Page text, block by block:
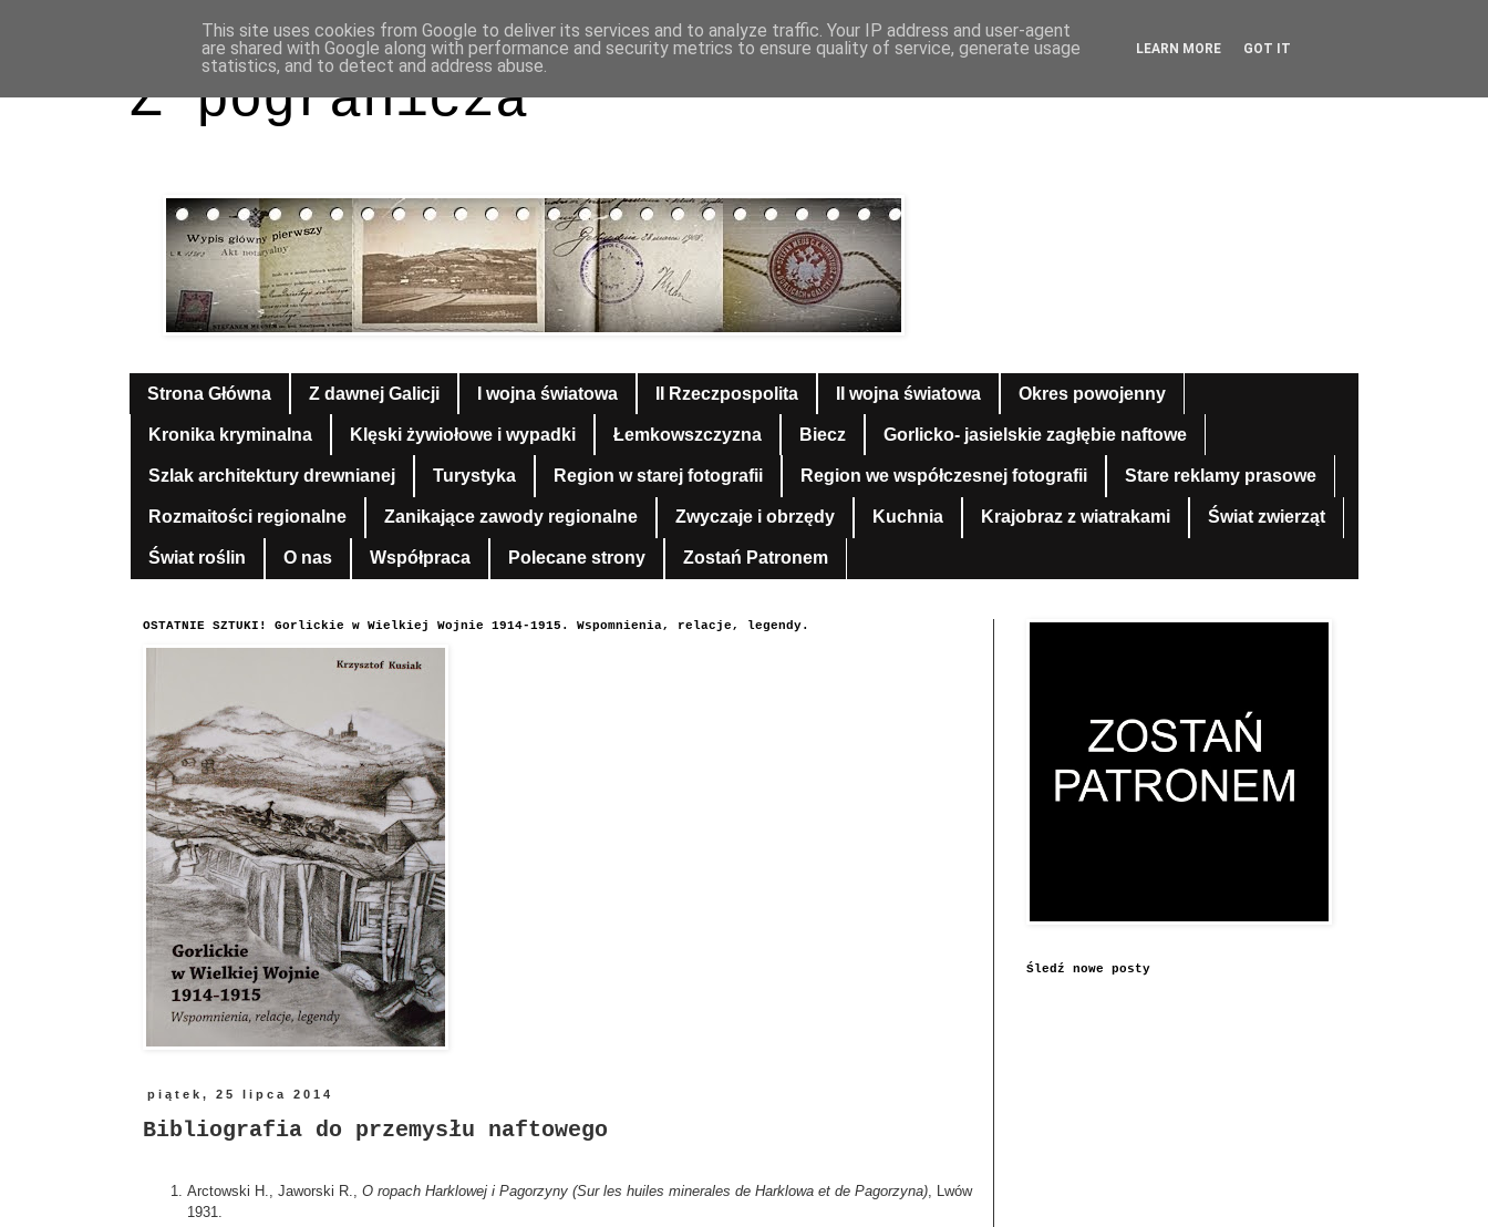
Z pogranicza
Strona Główna Z dawnej Galicji I wojna światowa II Rzeczpospolita II wojna światowa Okres powojenny
Kronika kryminalna Klęski żywiołowe i wypadki Łemkowszczyzna Biecz Gorlicko- jasielskie zagłębie naftowe
Szlak architektury drewnianej Turystyka Region w starej fotografii Region we współczesnej fotografii Stare reklamy prasowe
Rozmaitości regionalne Zanikające zawody regionalne Zwyczaje i obrzędy Kuchnia Krajobraz z wiatrakami Świat zwierząt
Świat roślin O nas Współpraca Polecane strony Zostań Patronem
OSTATNIE SZTUKI! Gorlickie w Wielkiej Wojnie 1914-1915. Wspomnienia, relacje, legendy.
piątek, 25 lipca 2014
Bibliografia do przemysłu naftowego
Arctowski H., Jaworski R., O ropach Harklowej i Pagorzyny (Sur les huiles minerales de Harklowa et de Pagorzyna), Lwów
1931.
Śledź nowe posty
This site uses cookies from Google to deliver its services and to analyze traffic. Your IP address and user-agent
are shared with Google along with performance and security metrics to ensure quality of service, generate usage
statistics, and to detect and address abuse.
LEARN MORE GOT IT